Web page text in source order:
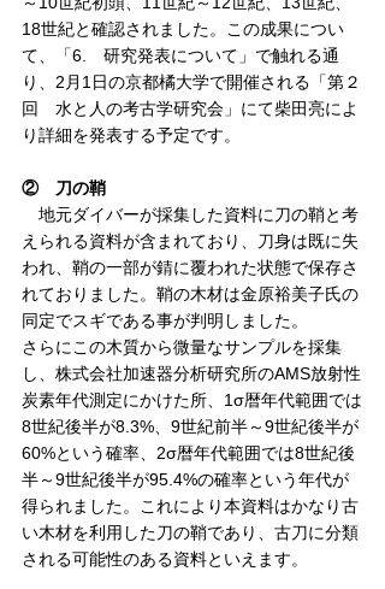
18世紀と確認されました。この成果につい
て、「6.　研究発表について」で触れる通
り、2月1日の京都橘大学で開催される「第２
回　水と人の考古学研究会」にて柴田亮によ
り詳細を発表する予定です。
②　刀の鞘
地元ダイバーが採集した資料に刀の鞘と考
えられる資料が含まれており、刀身は既に失
われ、鞘の一部が錆に覆われた状態で保存さ
れておりました。鞘の木材は金原裕美子氏の
同定でスギである事が判明しました。
さらにこの木質から微量なサンプルを採集
し、株式会社加速器分析研究所のAMS放射性
炭素年代測定にかけた所、 1σ暦年代範囲では
8世紀後半が8.3%、9世紀前半～9世紀後半が
60%という確率、2σ暦年代範囲では8世紀後
半～9世紀後半が95.4%の確率という年代が
得られました。これにより本資料はかなり古
い木材を利用した刀の鞘であり、古刀に分類
される可能性のある資料といえます。